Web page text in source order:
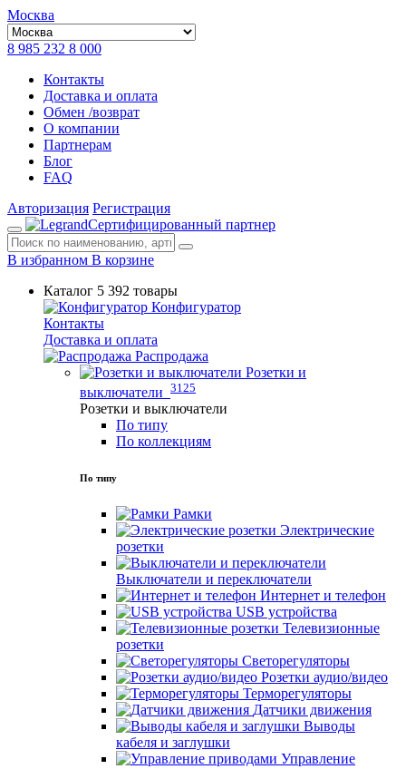
Москва
8 985 232 8 000
Контакты
Доставка и оплата
Обмен /возврат
О компании
Партнерам
Блог
FAQ
Авторизация Регистрация
Сертифицированный партнер
В избранном В корзине
Каталог 5 392 товары
Конфигуратор
Контакты
Доставка и оплата
Распродажа
Розетки и
выключатели 3125
Розетки и выключатели
По типу
По коллекциям
По типу
Рамки
Электрические
розетки
Выключатели и переключатели
Интернет и телефон
USB устройства
Телевизионные
розетки
Светорегуляторы
Розетки аудио/видео
Терморегуляторы
Датчики движения
Выводы
кабеля и заглушки
Управление